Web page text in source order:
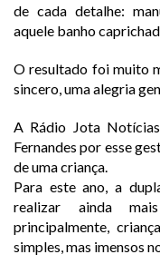
de cada detalhe:
aquele banho
O resultado foi muito
sincero, uma alegria
A Rádio Jota
Fernandes por esse
de uma criança.
Para este ano, a
realizar ainda
principalmente,
simples, mas imensos